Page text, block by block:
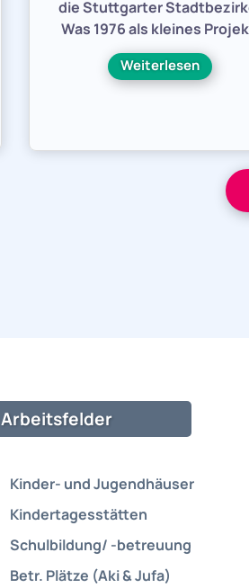
die Stuttgarter
Was 1976 als kleines
Weiterlesen
Arbeitsfelder
Kinder- und Jugendhäuser
Kindertagesstätten
Schulbildung/ -betreuung
Betr. Plätze (Aki & Jufa)